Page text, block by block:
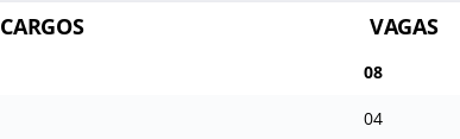
CARGOS VAGAS
08
04